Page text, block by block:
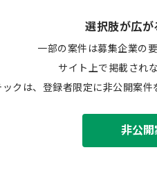
選択肢が広が
一部の案件は募集企業の
サイト上で掲載され
ックは、登録者限定に非公開案
非公